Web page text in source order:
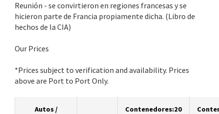
Reunión - se convirtieron en regiones francesas y se
hicieron parte de Francia propiamente dicha. (Libro de
hechos de la CIA)
Our Prices
*Prices subject to verification and availability. Prices
above are Port to Port Only.
Autos /
Contenedores:20